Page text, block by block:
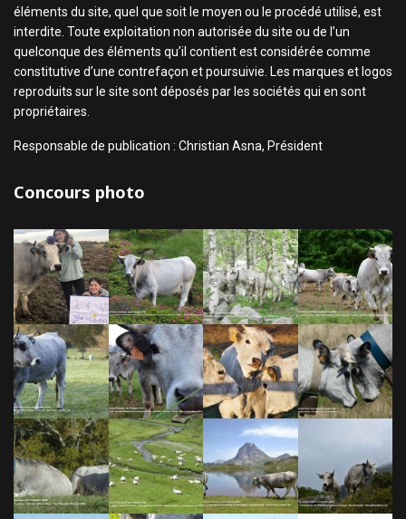
éléments du site, quel que soit le moyen ou le procédé utilisé, est
interdite. Toute exploitation non autorisée du site ou de l’un
quelconque des éléments qu’il contient est considérée comme
constitutive d’une contrefaçon et poursuivie. Les marques et logos
reproduits sur le site sont déposés par les sociétés qui en sont
propriétaires.
Responsable de publication : Christian Asna, Président
Concours photo